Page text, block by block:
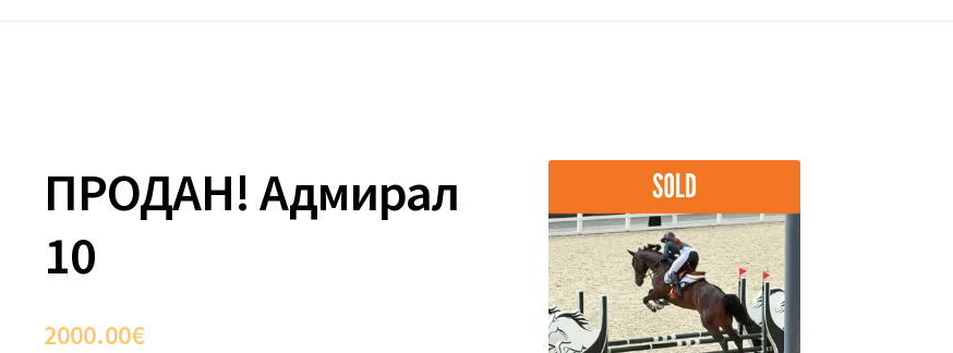
ПРОДАН! Адмирал
10
2000.00€